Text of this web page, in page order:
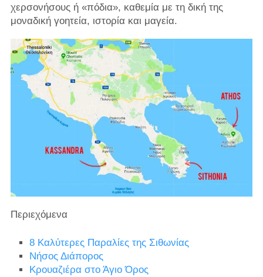
χερσονήσους ή «πόδια», καθεμία με τη δική της
μοναδική γοητεία, ιστορία και μαγεία.
Περιεχόμενα
8 Καλύτερες Παραλίες της Σιθωνίας
Νήσος Διάπορος
Κρουαζιέρα στο Άγιο Όρος